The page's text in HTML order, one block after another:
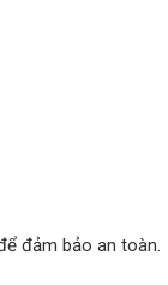
đảm bảo an toàn.